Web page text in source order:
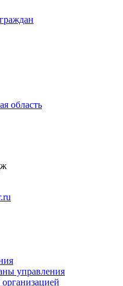
область
управления
организацией